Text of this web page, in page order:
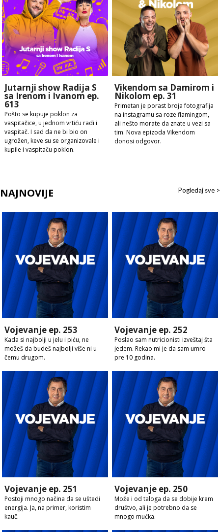
Jutarnji show Radija S
sa Irenom i Ivanom ep.
613
Pošto se kupuje poklon za
vaspitačice, u jednom vrtiću radi i
vaspitač. I sad da ne bi bio on
ugrožen, keve su se organizovale i
kupile i vaspitaču poklon.
Vikendom sa Damirom i
Nikolom ep. 31
Primetan je porast broja fotografija
na instagramu sa roze flamingom,
ali nešto morate da znate u vezi sa
tim. Nova epizoda Vikendom
donosi odgovor.
NAJNOVIJE Pogledaj sve >
Vojevanje ep. 253
Kada si najbolji u jelu i piću, ne
možeš da budeš najbolji više ni u
čemu drugom.
Vojevanje ep. 252
Poslao sam nutricionisti izveštaj šta
jedem. Rekao mi je da sam umro
pre 10 godina.
Vojevanje ep. 251
Postoji mnogo načina da se uštedi
energija. Ja, na primer, koristim
kauč.
Vojevanje ep. 250
Može i od taloga da se dobije krem
društvo, ali je potrebno da se
mnogo mućka.